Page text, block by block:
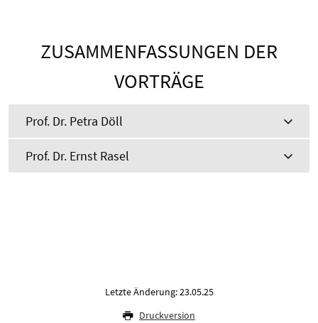
ZUSAMMENFASSUNGEN DER
VORTRÄGE
Prof. Dr. Petra Döll
Prof. Dr. Ernst Rasel
Letzte Änderung: 23.05.25
Druckversion